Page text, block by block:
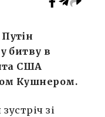
битву в
США
Кушнером.
зі